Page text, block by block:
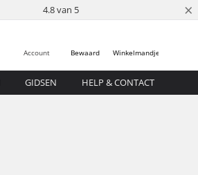
4.8 van 5 ×
Winkelmandje
Bewaard
Account
GIDSEN HELP & CONTACT